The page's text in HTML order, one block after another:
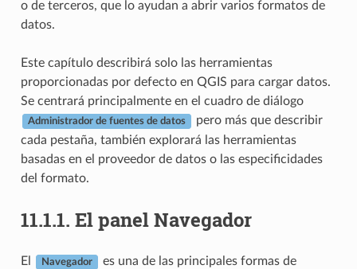
o de terceros, que lo ayudan a abrir varios formatos de
datos.
Este capítulo describirá solo las herramientas
proporcionadas por defecto en QGIS para cargar datos.
Se centrará principalmente en el cuadro de diálogo
Administrador de fuentes de datos
pero más que describir
cada pestaña, también explorará las herramientas
basadas en el proveedor de datos o las especificidades
del formato.
11.1.1. El panel Navegador
El Navegador
es una de las principales formas de